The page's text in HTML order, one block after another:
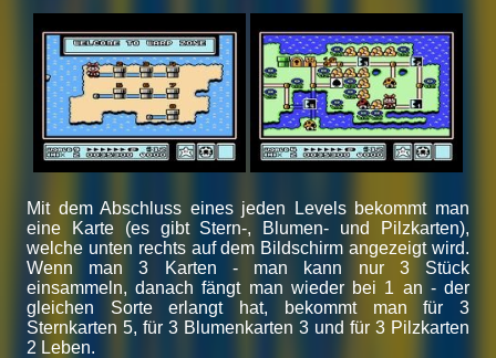
Mit dem Abschluss eines jeden Levels bekommt man
eine Karte (es gibt Stern-, Blumen- und Pilzkarten),
welche unten rechts auf dem Bildschirm angezeigt wird.
Wenn man 3 Karten - man kann nur 3 Stück
einsammeln, danach fängt man wieder bei 1 an - der
gleichen Sorte erlangt hat, bekommt man für 3
Sternkarten 5, für 3 Blumenkarten 3 und für 3 Pilzkarten
2 Leben.